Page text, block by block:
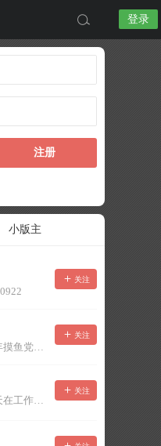
登录
注册
小版主
关注
一只小萌新，万年摸鱼党！已经脱坑了。。。
关注
晚上在睡觉，白天在工作，不一定能及时回复，有事可以留言！
关注